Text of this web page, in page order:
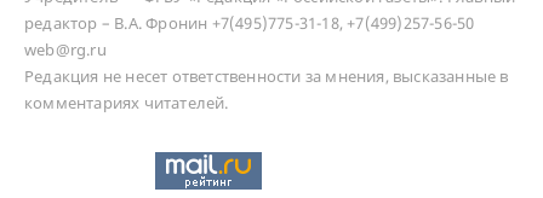
редактор – В.А. Фронин +7(495)775-31-18, +7(499)257-56-50
web@rg.ru
Редакция не несет ответственности за мнения, высказанные в
комментариях читателей.